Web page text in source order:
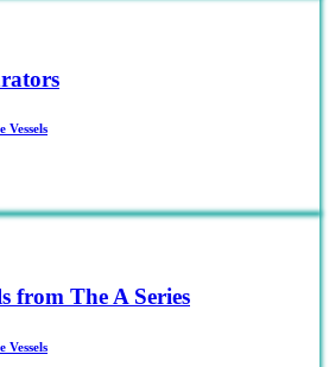
Vessels
from The A Series
Vessels